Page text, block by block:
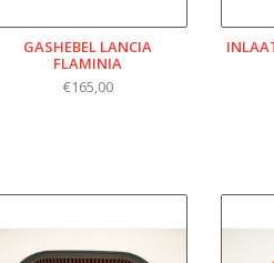
GASHEBEL LANCIA
FLAMINIA
€165,00